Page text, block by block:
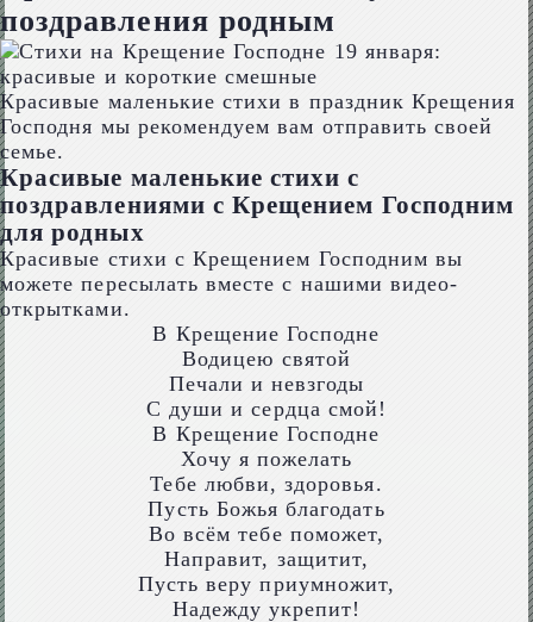
поздравления родным
Красивые маленькие стихи в праздник Крещения
Господня мы рекомендуем вам отправить своей
семье.
Красивые маленькие стихи с
поздравлениями с Крещением Господним
для родных
Красивые стихи с Крещением Господним вы
можете пересылать вместе с нашими видео-
открытками.
В Крещение Господне
Водицею святой
Печали и невзгоды
С души и сердца смой!
В Крещение Господне
Хочу я пожелать
Тебе любви, здоровья.
Пусть Божья благодать
Во всём тебе поможет,
Направит, защитит,
Пусть веру приумножит,
Надежду укрепит!